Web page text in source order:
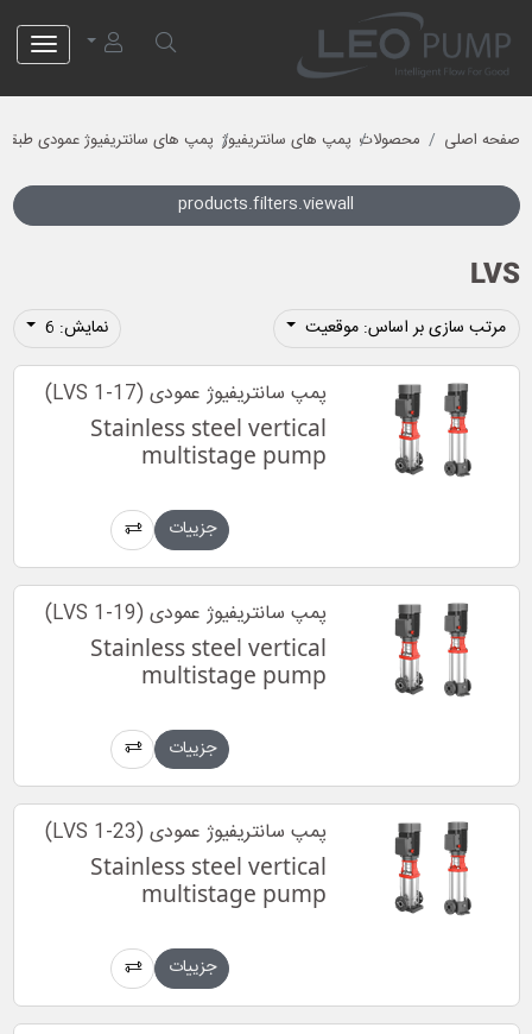
صفحه اصلی محصولات پمپ های سانتریفیوژ پمپ های سانتریفیوژ عمودی
products.filters.viewall
LVS
مرتب سازی بر اساس: موقعیت نمایش: 6
پمپ سانتریفیوژ عمودی (LVS 1-17)
Stainless steel vertical
multistage pump
جزییات
پمپ سانتریفیوژ عمودی (LVS 1-19)
Stainless steel vertical
multistage pump
جزییات
پمپ سانتریفیوژ عمودی (LVS 1-23)
Stainless steel vertical
multistage pump
جزییات